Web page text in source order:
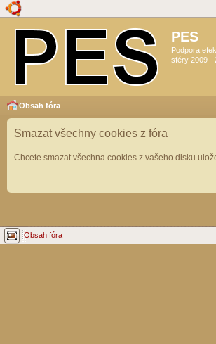
PES
Podpora
sféry 2009 -
Obsah fóra
Smazat všechny cookies z fóra
Chcete smazat všechna cookies z vašeho disku
Obsah fóra